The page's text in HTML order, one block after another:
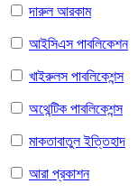
দারুল আরকাম
আইসিএস পাবলিকেশন
খাইরুলস পাবলিকেশন্স
অথেন্টিক পাবলিকেশন্স
মাকতাবাতুল ইত্তিহাদ
আরা প্রকাশন